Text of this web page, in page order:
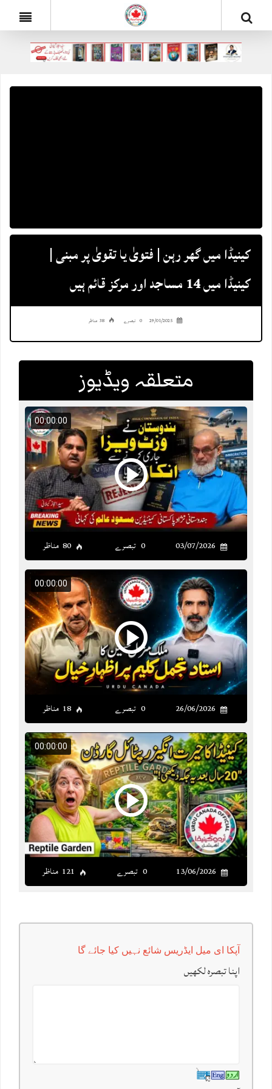
کینیڈا میں گھر رہن | فتویٰ یا تقویٰ پر مبنی |
کینیڈا میں 14 مساجد اور مرکز قائم ہیں
29/01/2025 0 تبصرے 38 مناظر
متعلقہ ویڈیوز
00:00:00
03/07/2026 0 تبصرے 80 مناظر
00:00:00
26/06/2026 0 تبصرے 18 مناظر
00:00:00
13/06/2026 0 تبصرے 121 مناظر
آپکا ای میل ایڈریس شائع نہیں کیا جائے گا
اپنا تبصرہ لکھیں